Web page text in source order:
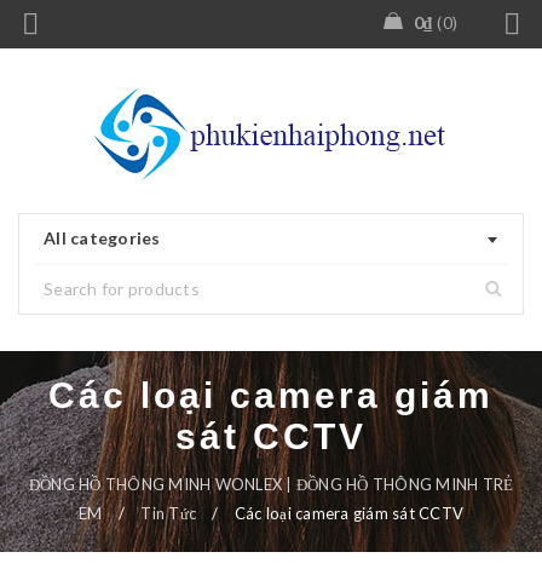
0₫ 0
All categories
Các loại camera giám
sát CCTV
ĐỒNG HỒ THÔNG MINH WONLEX | ĐỒNG HỒ THÔNG MINH TRẺ
EM
/ Tin Tức / Các loại camera giám sát CCTV